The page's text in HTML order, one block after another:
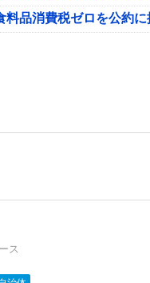
料品消費税ゼロを公約
ス